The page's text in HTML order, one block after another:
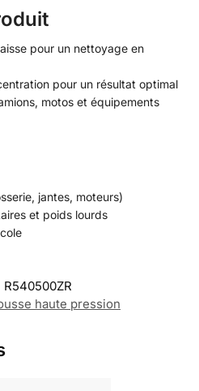
pour un nettoyage en
pour un résultat optimal
motos et équipements
jantes, moteurs)
et poids lourds
R540500ZR
haute pression